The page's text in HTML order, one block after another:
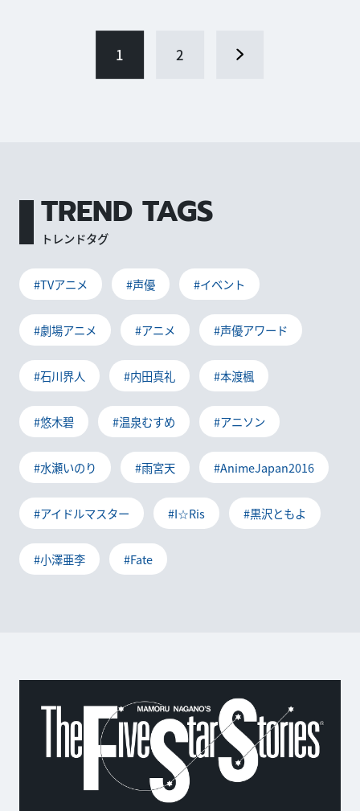
1 2
TREND TAGS
トレンドタグ
#TVアニメ #声優 #イベント
#劇場アニメ #アニメ #声優アワード
#石川界人 #内田真礼 #本渡楓
#悠木碧 #温泉むすめ #アニソン
#水瀬いのり #雨宮天 #AnimeJapan2016
#アイドルマスター #I☆Ris #黒沢ともよ
#小澤亜李 #Fate